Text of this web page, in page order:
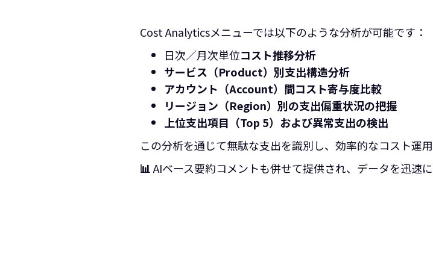
Cost Analyticsメニューでは以下のような分析が可能です：
日次／月次単位コスト推移分析
サービス（Product）別支出構造分析
アカウント（Account）間コスト寄与度比較
リージョン（Region）別の支出偏重状況の把握
上位支出項目（Top 5）および異常支出の検出
この分析を通じて無駄な支出を識別し、効率的なコスト運
📊AIベース要約コメントも併せて提供され、データを迅速